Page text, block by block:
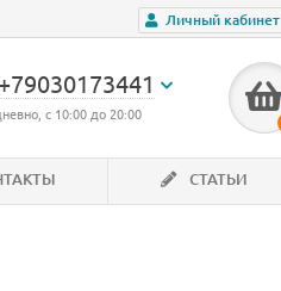
Личный кабинет
+79030173441
с 10:00 до 20:00
СТАТЬИ